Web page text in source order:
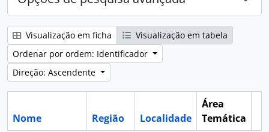
Visualização em ficha
Visualização em tabela
Ordenar por ordem: Identificador
Direção: Ascendente
Nome Região Localidade
Área
Temática